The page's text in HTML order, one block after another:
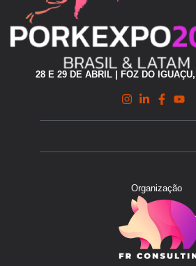
28 E 29 DE ABRIL | FOZ DO
Organização